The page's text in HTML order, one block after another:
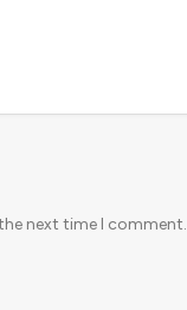
next time I comment.